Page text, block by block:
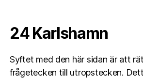
24 Karlshamn
Syftet med den här sidan är att
frågetecken till utropstecken.